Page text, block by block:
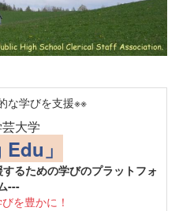
な学びを支援※※
大学
Edu」
るための学びのプラットフォ
---
を豊かに！